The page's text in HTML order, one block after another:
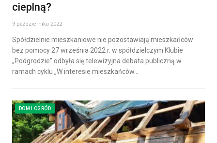
cieplną?
9 października 2022
Spółdzielnie mieszkaniowe nie pozostawiają mieszkańców
bez pomocy 27 września 2022 r. w spółdzielczym Klubie
„Podgrodzie” odbyła się telewizyjna debata publiczną w
ramach cyklu „W interesie mieszkańców…
DOM I OGRÓD